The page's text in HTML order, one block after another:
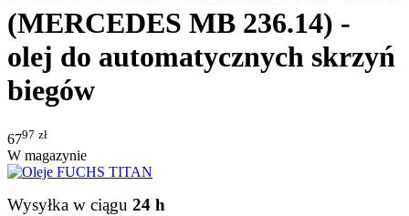
(MERCEDES MB 236.14) -
olej do automatycznych skrzyń
biegów
6797 zł
W magazynie
Wysyłka w ciągu 24 h